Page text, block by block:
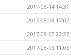
2017-08-14 14:31
2017-08-08 17:07
2017-08-07 23:27
2017-08-03 11:06